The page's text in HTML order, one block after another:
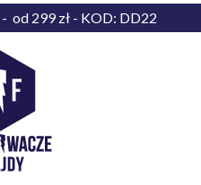
- od 299 zł - KOD: DD22